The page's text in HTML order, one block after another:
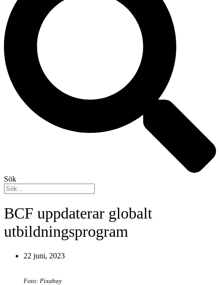
Sök
BCF uppdaterar globalt
utbildningsprogram
22 juni, 2023
Foto: Pixabay